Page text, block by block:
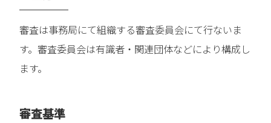
審査は事務局にて組織する審査委員会にて行ないま
す。審査委員会は有識者・関連団体などにより構成し
ます。
審査基準